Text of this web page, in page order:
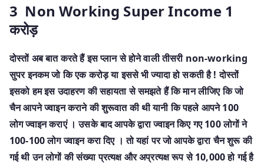
3 Non Working Super Income 1
करोड़
दोस्तों अब बात करते हैं इस प्लान से होने वाली तीसरी non-working
सुपर इनकम जो कि एक करोड़ या इससे भी ज्यादा हो सकती है ! दोस्तों
इसको हम इस उदाहरण की सहायता से समझते हैं कि मान लीजिए कि जो
चैन आपने ज्वाइन कराने की शुरूवात की थी यानी कि पहले आपने 100
लोग ज्वाइन कराएं । उसके बाद आपके द्वारा ज्वाइन किए गए 100 लोगों ने
100-100 लोग ज्वाइन करा दिए । तो यहां पर जो आपके द्वारा चैन शुरू की
गई थी उन लोगों की संख्या प्रत्यक्ष और अप्रत्यक्ष रूप से 10,000 हो गई है